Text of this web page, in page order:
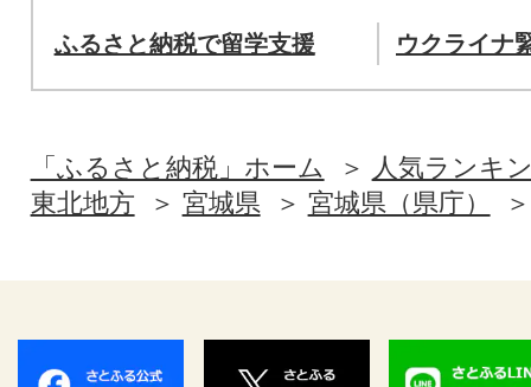
ふるさと納税で留学支援 ウクライナ
「ふるさと納税」ホーム
人気ランキ
東北地方
宮城県 宮城県（県庁）